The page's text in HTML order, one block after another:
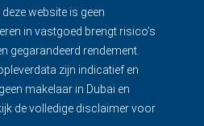
website is geen
in vastgoed brengt risico’s
gegarandeerd rendement.
zijn indicatief en
makelaar in Dubai en
de volledige disclaimervoor